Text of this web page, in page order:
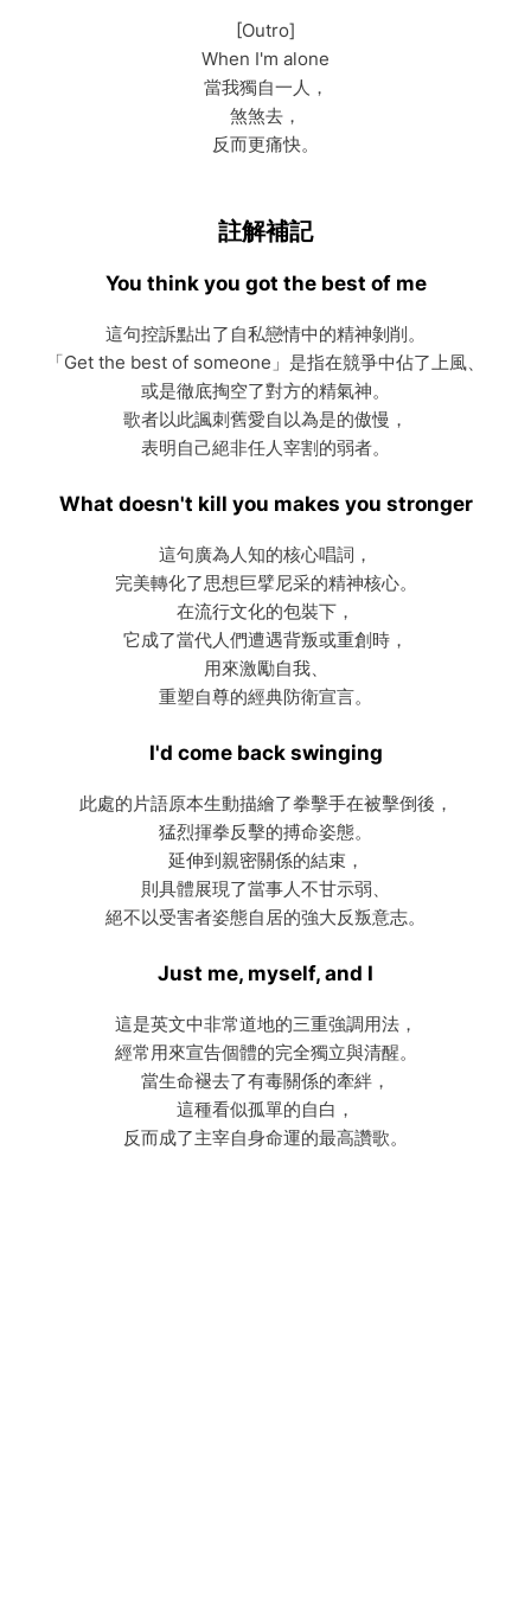
[Outro]
When I'm alone
當我獨自一人，
煞煞去，
反而更痛快。
註解補記
You think you got the best of me
這句控訴點出了自私戀情中的精神剝削。
「Get the best of someone」是指在競爭中佔了上風、
或是徹底掏空了對方的精氣神。
歌者以此諷刺舊愛自以為是的傲慢，
表明自己絕非任人宰割的弱者。
What doesn't kill you makes you stronger
這句廣為人知的核心唱詞，
完美轉化了思想巨擘尼采的精神核心。
在流行文化的包裝下，
它成了當代人們遭遇背叛或重創時，
用來激勵自我、
重塑自尊的經典防衛宣言。
I'd come back swinging
此處的片語原本生動描繪了拳擊手在被擊倒後，
猛烈揮拳反擊的搏命姿態。
延伸到親密關係的結束，
則具體展現了當事人不甘示弱、
絕不以受害者姿態自居的強大反叛意志。
Just me, myself, and I
這是英文中非常道地的三重強調用法，
經常用來宣告個體的完全獨立與清醒。
當生命褪去了有毒關係的牽絆，
這種看似孤單的自白，
反而成了主宰自身命運的最高讚歌。